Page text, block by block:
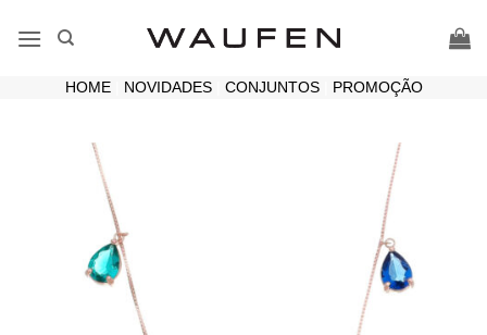
HOME| NOVIDADES| CONJUNTOS| PROMOÇÃO